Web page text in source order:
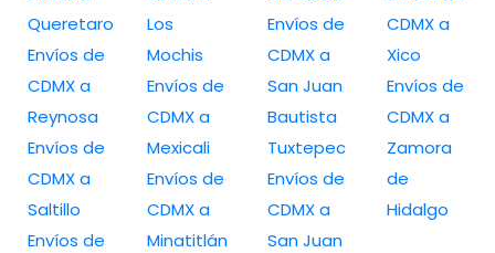
Queretaro
Envíos de
CDMX a
Reynosa
Envíos de
CDMX a
Saltillo
Envíos de
Los
Mochis
Envíos de
CDMX a
Mexicali
Envíos de
CDMX a
Minatitlán
Envíos de
CDMX a
San Juan
Bautista
Tuxtepec
Envíos de
CDMX a
San Juan
CDMX a
Xico
Envíos de
CDMX a
Zamora
de
Hidalgo